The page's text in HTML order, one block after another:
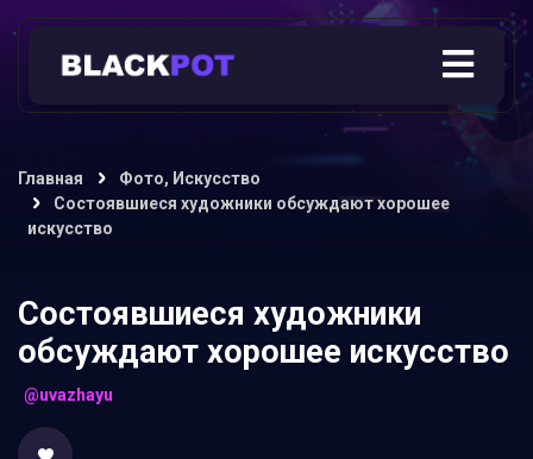
Главная
Фото, Искусство
Состоявшиеся художники обсуждают хорошее
искусство
Состоявшиеся художники
обсуждают хорошее искусство
@uvazhayu